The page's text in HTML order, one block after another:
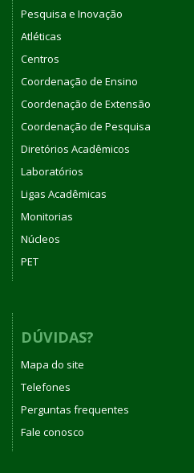
Pesquisa e Inovação
Atléticas
Centros
Coordenação de Ensino
Coordenação de Extensão
Coordenação de Pesquisa
Diretórios Acadêmicos
Laboratórios
Ligas Acadêmicas
Monitorias
Núcleos
PET
DÚVIDAS?
Mapa do site
Telefones
Perguntas frequentes
Fale conosco